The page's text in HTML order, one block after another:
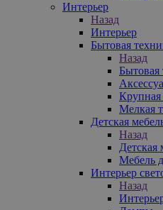
Интерьер
Назад
Интерьер
Бытовая
Назад
Бытовая
Крупная
Мелкая
Детская
Назад
Детская
Мебель
Интерьер
Назад